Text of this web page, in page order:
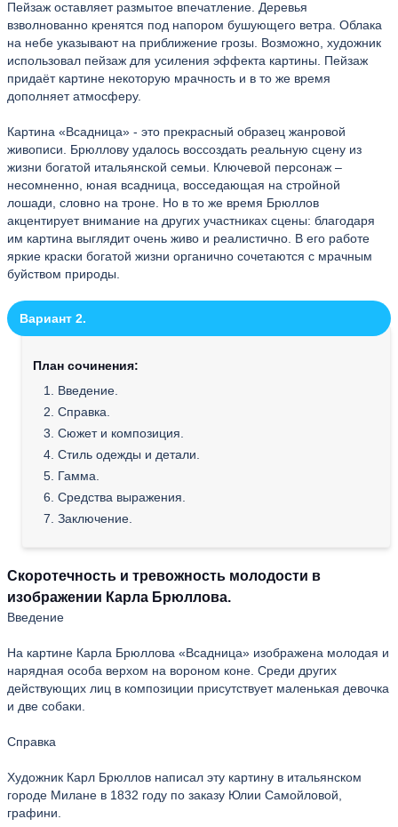
Пейзаж оставляет размытое впечатление. Деревья
взволнованно кренятся под напором бушующего ветра. Облака
на небе указывают на приближение грозы. Возможно, художник
использовал пейзаж для усиления эффекта картины. Пейзаж
придаёт картине некоторую мрачность и в то же время
дополняет атмосферу.
Картина «Всадница» - это прекрасный образец жанровой
живописи. Брюллову удалось воссоздать реальную сцену из
жизни богатой итальянской семьи. Ключевой персонаж –
несомненно, юная всадница, восседающая на стройной
лошади, словно на троне. Но в то же время Брюллов
акцентирует внимание на других участниках сцены: благодаря
им картина выглядит очень живо и реалистично. В его работе
яркие краски богатой жизни органично сочетаются с мрачным
буйством природы.
Вариант 2.
План сочинения:
1. Введение.
2. Справка.
3. Сюжет и композиция.
4. Стиль одежды и детали.
5. Гамма.
6. Средства выражения.
7. Заключение.
Скоротечность и тревожность молодости в
изображении Карла Брюллова.
Введение
На картине Карла Брюллова «Всадница» изображена молодая и
нарядная особа верхом на вороном коне. Среди других
действующих лиц в композиции присутствует маленькая девочка
и две собаки.
Справка
Художник Карл Брюллов написал эту картину в итальянском
городе Милане в 1832 году по заказу Юлии Самойловой,
графини.